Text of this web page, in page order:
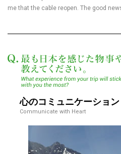
me that the cable reopen. The good
心のコミュニケーション
Communicate with Heart